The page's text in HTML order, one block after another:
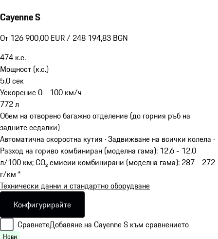
Cayenne S
От 126 900,00 EUR / 248 194,83 BGN
474 к.с.
Мощност (к.с.)
5,0сек
Ускорение 0 - 100 км/ч
772л
Обем на отворено багажно отделение (до горния ръб на
задните седалки)
Автоматична скоростна кутия · Задвижване на всички колела ·
Разход на гориво комбиниран (моделна гама): 12,6 - 12,0
л/100 км; CO₂ емисии комбинирани (моделна гама): 287 - 272
г/км *
Технически данни и стандартно оборудване
Конфигурирайте
СравнетеДобавяне на Cayenne S към сравнението
Нови